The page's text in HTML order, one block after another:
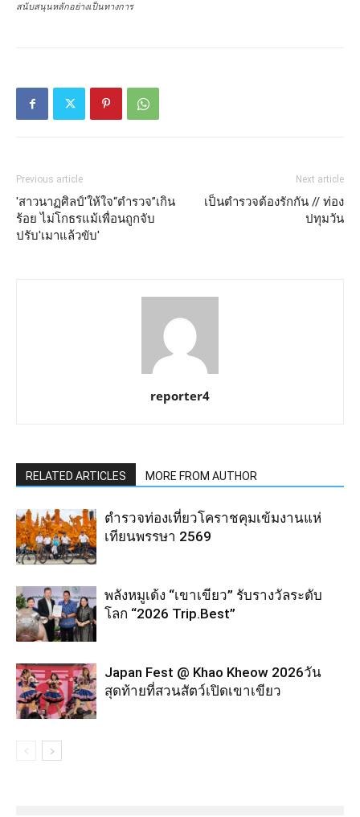
สนับสนุนหลักอย่างเป็นทางการ
Previous article
'สาวนาฏศิลป์'ให้ใจ“ตำรวจ”เกิน
ร้อย ไม่โกธรแม้เพื่อนถูกจับ
ปรับ'เมาแล้วขับ'
Next article
เป็นตำรวจต้องรักกัน // ท่อง
ปทุมวัน
reporter4
RELATED ARTICLES MORE FROM AUTHOR
ตำรวจท่องเที่ยวโคราชคุมเข้มงานแห่
เทียนพรรษา 2569
พลังหมูเด้ง “เขาเขียว” รับรางวัลระดับ
โลก “2026 Trip.Best”
Japan Fest @ Khao Kheow 2026วัน
สุดท้ายที่สวนสัตว์เปิดเขาเขียว